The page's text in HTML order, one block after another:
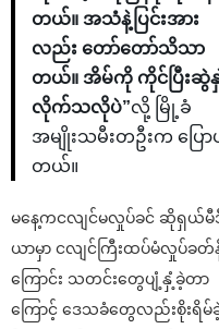
တယ်။ အသံနဲ့ပြင်းအား
လည်း တော်တော်သိသာ
တယ်။ အိမ်ကို ကိုင်ပြီးဆွဲ
လိုက်သလိုပဲ”လို့ မြို့ခံ
အမျိုးသမီးတဦးက ပြောပ
တယ်။
မနေ့ကငလျင်မလှုပ်ခင် ဆိုရှယ်မီ
ယာမှာ ငလျင်ကြီးထပ်မံလှုပ်ခတ်
ကြောင်း သတင်းတွေပျံ့နှံ့ခဲ့တာ
ကြောင့် ဒေသခံတွေလည်းစိုးရိမ်